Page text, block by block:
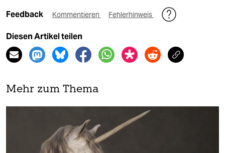
Feedback Kommentieren Fehlerhinweis
Diesen Artikel teilen
Mehr zum Thema